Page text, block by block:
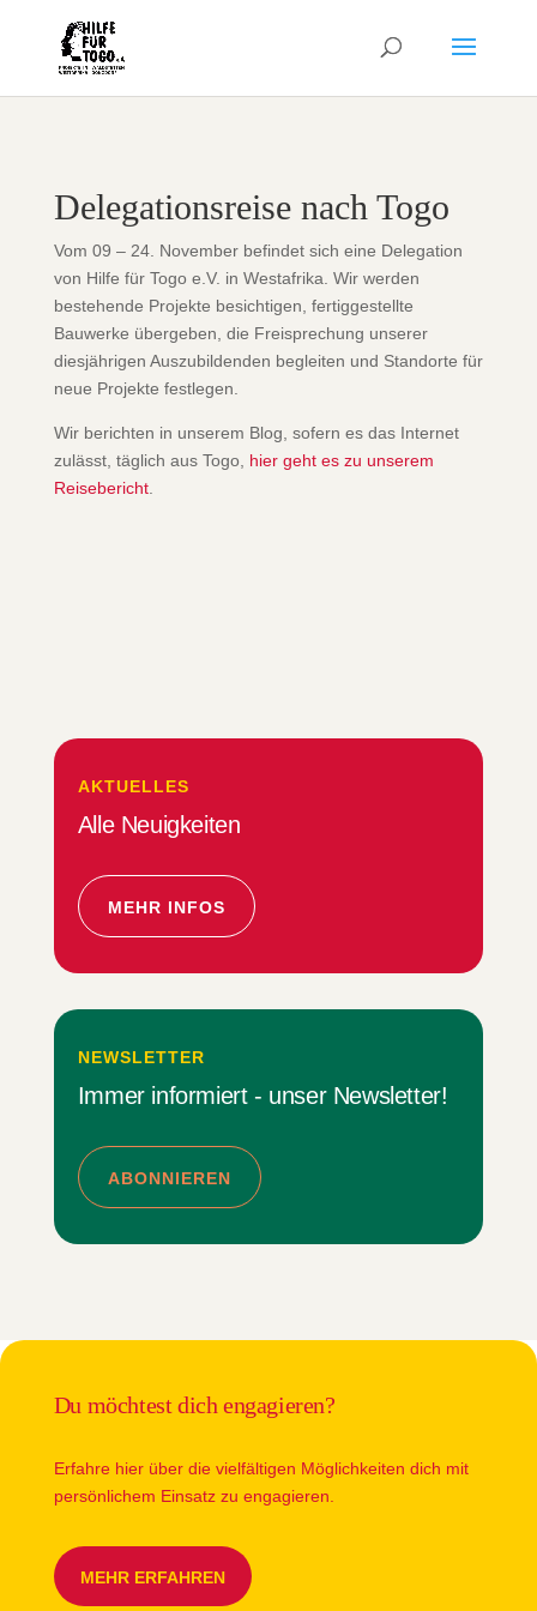
Delegationsreise nach Togo
Vom 09 – 24. November befindet sich eine Delegation
von Hilfe für Togo e.V. in Westafrika. Wir werden
bestehende Projekte besichtigen, fertiggestellte
Bauwerke übergeben, die Freisprechung unserer
diesjährigen Auszubildenden begleiten und Standorte für
neue Projekte festlegen.
Wir berichten in unserem Blog, sofern es das Internet
zulässt, täglich aus Togo, hier geht es zu unserem
Reisebericht.
AKTUELLES
Alle Neuigkeiten
MEHR INFOS
NEWSLETTER
Immer informiert - unser Newsletter!
ABONNIEREN
Du möchtest dich engagieren?
Erfahre hier über die vielfältigen Möglichkeiten dich mit
persönlichem Einsatz zu engagieren.
MEHR ERFAHREN